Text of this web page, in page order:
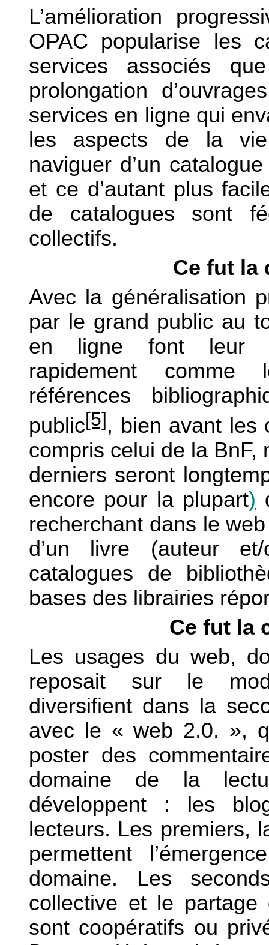
L’amélioration
OPAC popularise les
services associés
prolongation
services en ligne qui
les aspects de la vie
naviguer d’un
et ce d’autant plus
de catalogues sont
collectifs.
Ce fut la
Avec la généralisation
par le grand public au
en ligne font leur
rapidement
références
public[5], bien avant les
compris celui de la BnF,
derniers seront
encore pour la plupart)
recherchant dans le
d’un livre (auteur
catalogues de
bases des librairies
Ce fut la
Les usages du web,
reposait sur le
diversifient dans la
avec le « web 2.0. »,
poster des
domaine de la
développent : les
lecteurs. Les premiers,
permettent
domaine. Les
collective et le
sont coopératifs ou